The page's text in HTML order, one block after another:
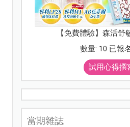
【免費體驗】森活舒
數量: 10 已報
試用心得撰
當期雜誌